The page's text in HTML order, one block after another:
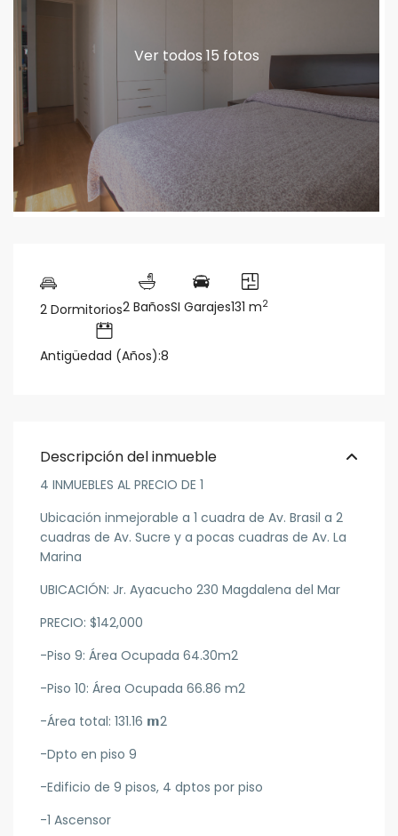
Ver todos 15 fotos
2 Dormitorios2 BañosSI Garajes131 m2
Antigüedad (Años):8
Descripción del inmueble
4 INMUEBLES AL PRECIO DE 1
Ubicación inmejorable a 1 cuadra de Av. Brasil a 2
cuadras de Av. Sucre y a pocas cuadras de Av. La
Marina
UBICACIÓN: Jr. Ayacucho 230 Magdalena del Mar
PRECIO: $142,000
-Piso 9: Área Ocupada 64.30m2
-Piso 10: Área Ocupada 66.86 m2
-Área total: 131.16 𝗺2
-Dpto en piso 9
-Edificio de 9 pisos, 4 dptos por piso
-1 Ascensor